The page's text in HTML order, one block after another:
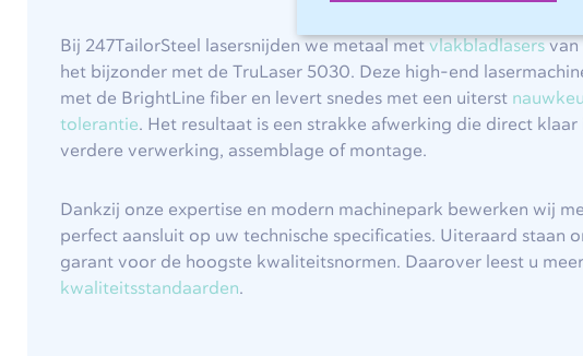
Bij 247TailorSteel lasersnijden we metaal metvlakbladlasers van
het bijzonder met de TruLaser 5030. Deze high-end
met de BrightLine fiber en levert snedes met een uiterst
tolerantie. Het resultaat is een strakke afwerking die direct klaar
verdere verwerking, assemblage of montage.
Dankzij onze expertise en modern machinepark bewerken wij
perfect aansluit op uw technische specificaties. Uiteraard staan
garant voor de hoogste kwaliteitsnormen. Daarover leest u
kwaliteitsstandaarden.